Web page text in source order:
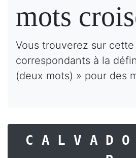
mots
Vous trouverez sur
correspondants à la
(deux mots) » pour des